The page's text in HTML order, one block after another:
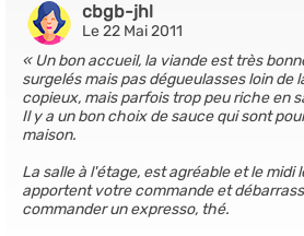
cbgb-jhl
Le 22 Mai 2011
Un bon accueil, la viande est très
surgelés mais pas dégueulasses loin de
copieux, mais parfois trop peu riche en
Il y a un bon choix de sauce qui sont
maison.
La salle à l'étage, est agréable et le midi
apportent votre commande et
commander un expresso, thé.